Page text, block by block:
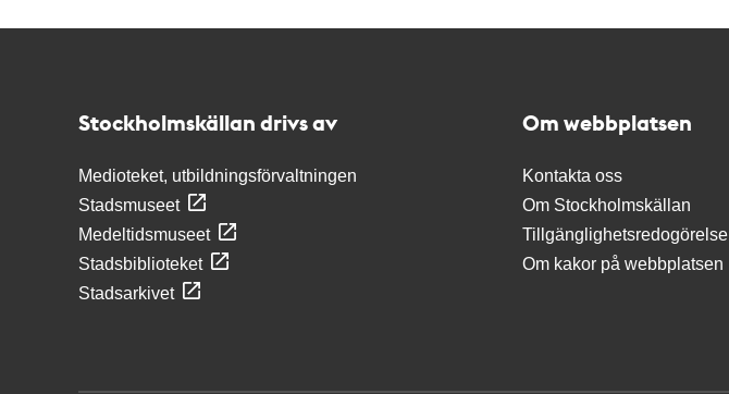
Stockholmskällan drivs av
Medioteket, utbildningsförvaltningen
Stadsmuseet
Medeltidsmuseet
Stadsbiblioteket
Stadsarkivet
Om webbplatsen
Kontakta oss
Om Stockholmskällan
Tillgänglighetsredogörelse
Om kakor på webbplatsen